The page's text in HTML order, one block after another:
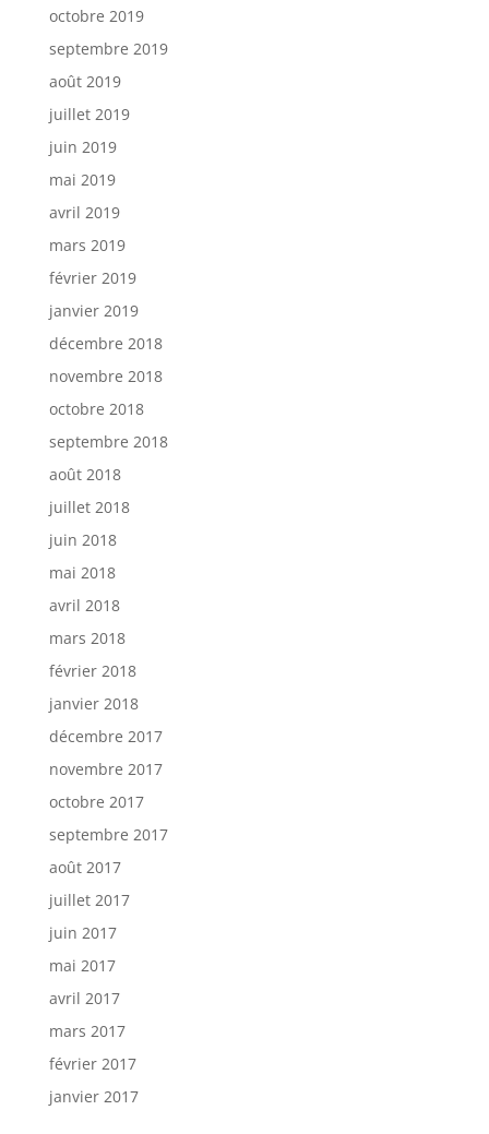
octobre 2019
septembre 2019
août 2019
juillet 2019
juin 2019
mai 2019
avril 2019
mars 2019
février 2019
janvier 2019
décembre 2018
novembre 2018
octobre 2018
septembre 2018
août 2018
juillet 2018
juin 2018
mai 2018
avril 2018
mars 2018
février 2018
janvier 2018
décembre 2017
novembre 2017
octobre 2017
septembre 2017
août 2017
juillet 2017
juin 2017
mai 2017
avril 2017
mars 2017
février 2017
janvier 2017